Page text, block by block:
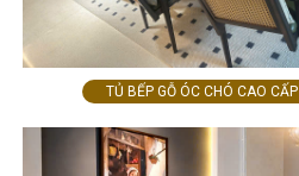
TỦ BẾP GỖ ÓC CHÓ CAO CẤP